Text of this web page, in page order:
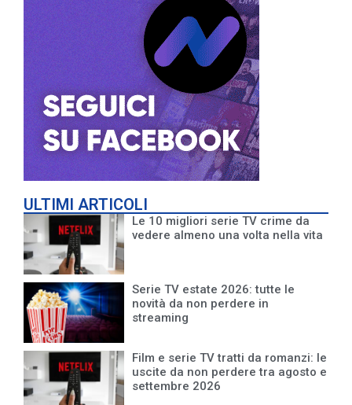
ULTIMI ARTICOLI
Le 10 migliori serie TV crime da
vedere almeno una volta nella vita
Serie TV estate 2026: tutte le
novità da non perdere in
streaming
Film e serie TV tratti da romanzi: le
uscite da non perdere tra agosto e
settembre 2026